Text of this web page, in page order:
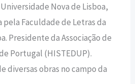
Nova de Lisboa,
Faculdade de Letras da
Presidente da Associação de
Portugal (HISTEDUP).
diversas obras no campo da